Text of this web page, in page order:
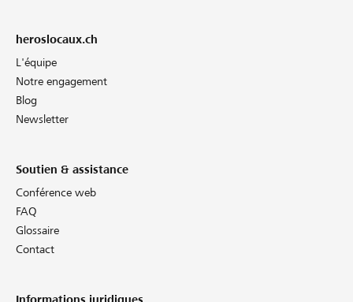
heroslocaux.ch
L'équipe
Notre engagement
Blog
Newsletter
Soutien & assistance
Conférence web
FAQ
Glossaire
Contact
Informations juridiques